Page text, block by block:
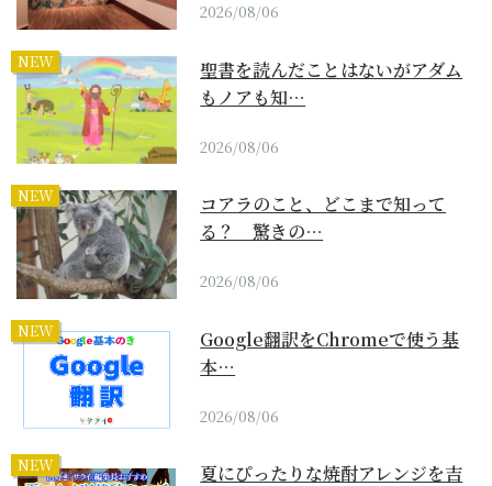
2026/08/06
NEW
聖書を読んだことはないがアダム
もノアも知…
2026/08/06
NEW
コアラのこと、どこまで知って
る？ 驚きの…
2026/08/06
NEW
Google翻訳をChromeで使う基
本…
2026/08/06
NEW
夏にぴったりな焼酎アレンジを吉